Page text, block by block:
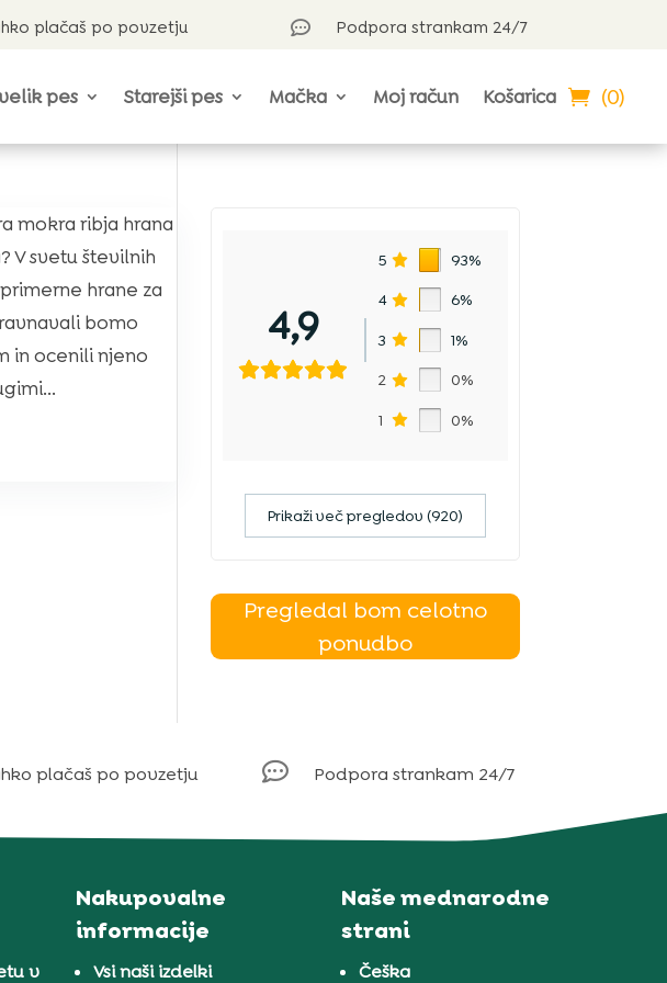
plačaš po povzetju  Podpora strankam 24/7
pes Starejši pes Mačka Moj račun Košarica (0)
mokra ribja hrana
V svetu številnih
hrane za
bomo
in ocenili njeno
4,9
5 93%
4 6%
3 1%
2 0%
1 0%
Prikaži več pregledov (920)
Pregledal bom celotno
ponudbo
plačaš po povzetju  Podpora strankam 24/7
v
Nakupovalne
informacije
Vsi naši izdelki
Naše mednarodne
strani
Češka